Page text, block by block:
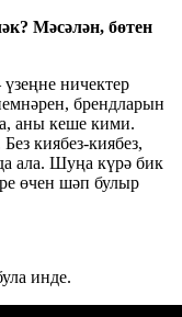
Мәсәлән, бөтен
ничектер
брендларын
аны кеше кими.
киябез-киябез,
ала. Шуңа күрә бик
өчен шәп булыр
инде.